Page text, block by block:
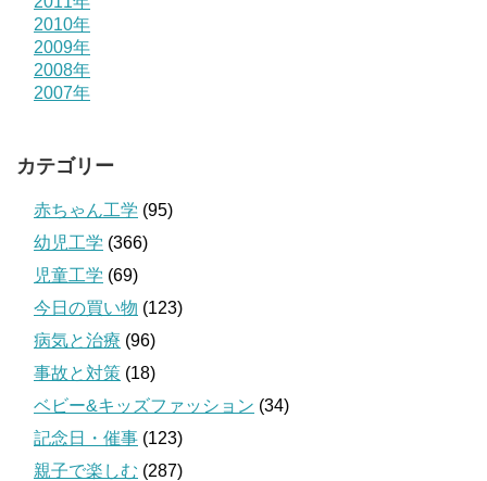
2010年
2009年
2008年
2007年
カテゴリー
赤ちゃん工学 (95)
幼児工学 (366)
児童工学 (69)
今日の買い物 (123)
病気と治療 (96)
事故と対策 (18)
ベビー&キッズファッション (34)
記念日・催事 (123)
親子で楽しむ (287)